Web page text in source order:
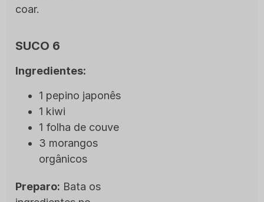
coar.
SUCO 6
Ingredientes:
1 pepino japonês
1 kiwi
1 folha de couve
3 morangos
orgânicos
Preparo: Bata os